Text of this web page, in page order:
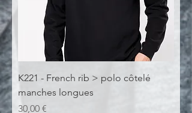
K221 - French rib > polo côtelé
manches longues
Prix
30,00 €